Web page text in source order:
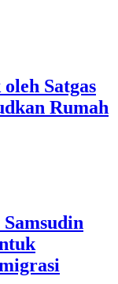
Satgas
Rumah